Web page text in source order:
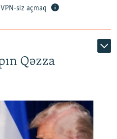
VPN-siz açmaq
Qəzza